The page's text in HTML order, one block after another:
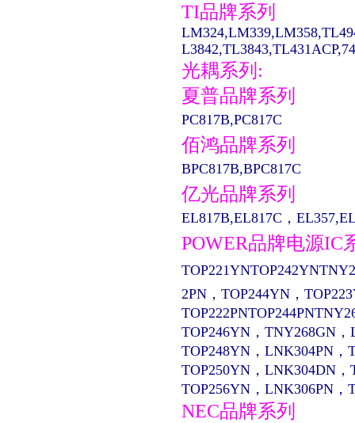
TI品牌系列
光耦系列:
夏普品牌系列
PC817B,PC817C
佰鸿品牌系列
BPC817B,BPC817C
亿光品牌系列
EL817B,EL817C，
POWER品牌电源IC
2PN，TOP244YN，
TOP246YN，TNY268GN
TOP248YN，LNK304PN，
TOP250YN，LNK304DN，
TOP256YN，LNK306PN
NEC品牌系列